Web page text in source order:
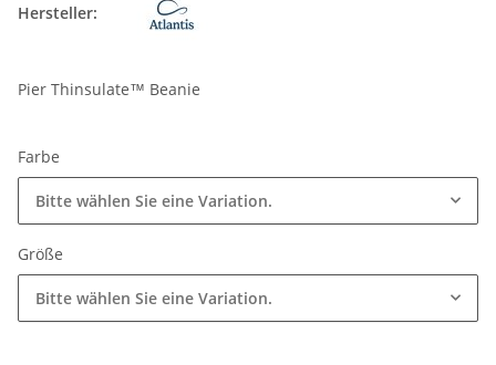
Hersteller:
Pier Thinsulate™ Beanie
Farbe
Bitte wählen Sie eine Variation.
Größe
Bitte wählen Sie eine Variation.